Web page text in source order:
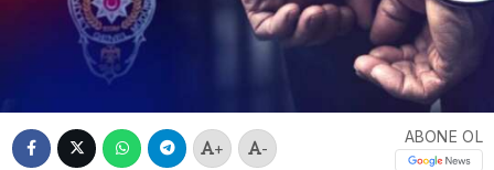
+ -
ABONE OL